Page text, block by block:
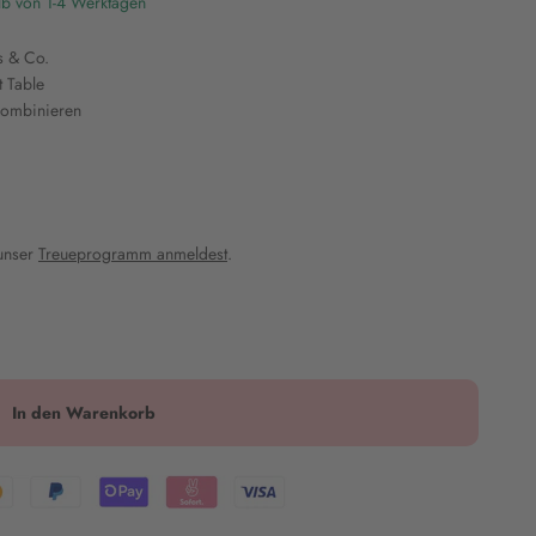
& Co.
Table
Treueprogramm anmeldest.
In den Warenkorb